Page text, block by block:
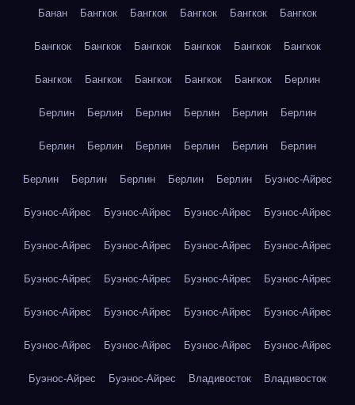
Банан Бангкок Бангкок Бангкок Бангкок Бангкок
Бангкок Бангкок Бангкок Бангкок Бангкок Бангкок
Бангкок Бангкок Бангкок Бангкок Бангкок Берлин
Берлин Берлин Берлин Берлин Берлин Берлин
Берлин Берлин Берлин Берлин Берлин Берлин
Берлин Берлин Берлин Берлин Берлин Буэнос-Айрес
Буэнос-Айрес Буэнос-Айрес Буэнос-Айрес Буэнос-Айрес
Буэнос-Айрес Буэнос-Айрес Буэнос-Айрес Буэнос-Айрес
Буэнос-Айрес Буэнос-Айрес Буэнос-Айрес Буэнос-Айрес
Буэнос-Айрес Буэнос-Айрес Буэнос-Айрес Буэнос-Айрес
Буэнос-Айрес Буэнос-Айрес Буэнос-Айрес Буэнос-Айрес
Буэнос-Айрес Буэнос-Айрес Владивосток Владивосток